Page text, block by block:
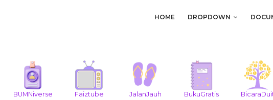
HOME DROPDOWN
BUMNiverse Faiztube JalanJauh BukuGratis